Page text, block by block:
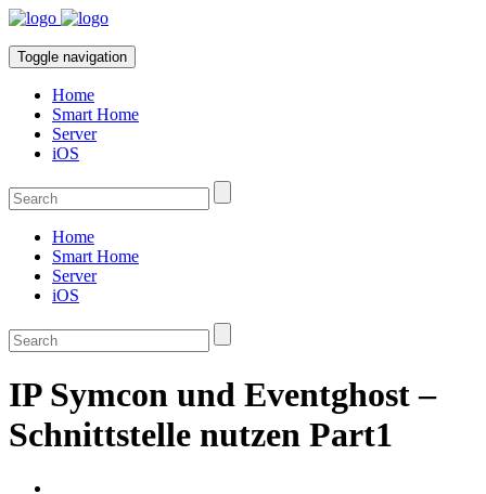
Toggle navigation
Home
Smart Home
Server
iOS
Home
Smart Home
Server
iOS
IP Symcon und Eventghost –
Schnittstelle nutzen Part1